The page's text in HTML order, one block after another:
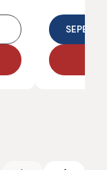
SEPETE